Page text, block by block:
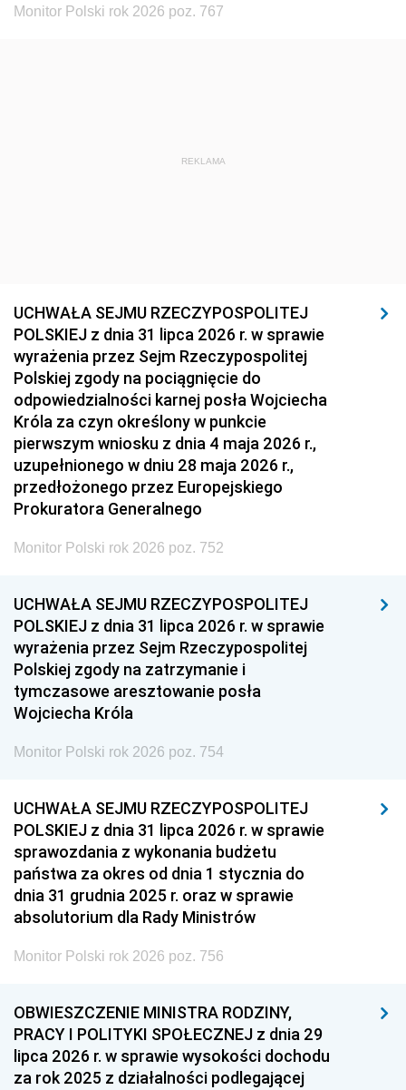
Monitor Polski rok 2026 poz. 767
REKLAMA
UCHWAŁA SEJMU RZECZYPOSPOLITEJ
POLSKIEJ z dnia 31 lipca 2026 r. w sprawie
wyrażenia przez Sejm Rzeczypospolitej
Polskiej zgody na pociągnięcie do
odpowiedzialności karnej posła Wojciecha
Króla za czyn określony w punkcie
pierwszym wniosku z dnia 4 maja 2026 r.,
uzupełnionego w dniu 28 maja 2026 r.,
przedłożonego przez Europejskiego
Prokuratora Generalnego
Monitor Polski rok 2026 poz. 752
UCHWAŁA SEJMU RZECZYPOSPOLITEJ
POLSKIEJ z dnia 31 lipca 2026 r. w sprawie
wyrażenia przez Sejm Rzeczypospolitej
Polskiej zgody na zatrzymanie i
tymczasowe aresztowanie posła
Wojciecha Króla
Monitor Polski rok 2026 poz. 754
UCHWAŁA SEJMU RZECZYPOSPOLITEJ
POLSKIEJ z dnia 31 lipca 2026 r. w sprawie
sprawozdania z wykonania budżetu
państwa za okres od dnia 1 stycznia do
dnia 31 grudnia 2025 r. oraz w sprawie
absolutorium dla Rady Ministrów
Monitor Polski rok 2026 poz. 756
OBWIESZCZENIE MINISTRA RODZINY,
PRACY I POLITYKI SPOŁECZNEJ z dnia 29
lipca 2026 r. w sprawie wysokości dochodu
za rok 2025 z działalności podlegającej